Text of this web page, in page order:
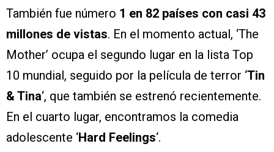
También fue número 1 en 82 países con casi 43
millones de vistas. En el momento actual, ‘The
Mother’ ocupa el segundo lugar en la lista Top
10 mundial, seguido por la película de terror ‘Tin
& Tina‘, que también se estrenó recientemente.
En el cuarto lugar, encontramos la comedia
adolescente ‘Hard Feelings‘.